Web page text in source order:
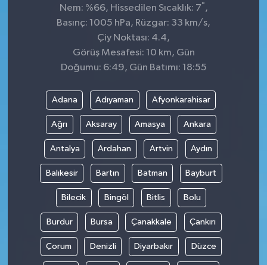
Nem: %66, Hissedilen Sıcaklık: 7° ,
Basınç: 1005 hPa, Rüzgar: 33 km/s,
Çiy Noktası: 4.4,
Görüş Mesafesi: 10 km, Gün
Doğumu: 6:49, Gün Batımı: 18:55
Adana Adıyaman Afyonkarahisar
Ağrı Aksaray Amasya Ankara
Antalya Ardahan Artvin Aydın
Balıkesir Bartın Batman Bayburt
Bilecik Bingöl Bitlis Bolu
Burdur Bursa Çanakkale Çankırı
Çorum Denizli Diyarbakır Düzce